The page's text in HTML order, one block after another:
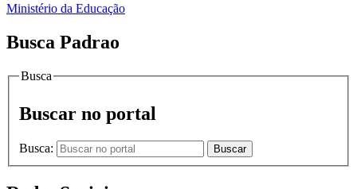
Ministério da Educação
Busca Padrao
Busca
Buscar no portal
Busca: Buscar